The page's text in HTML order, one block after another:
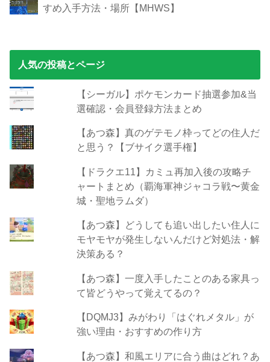
すめ入手方法・場所【MHWS】
人気の投稿とページ
【シーガル】ポケモンカード抽選参加&当
選確認・会員登録方法まとめ
【あつ森】真のゲテモノ枠ってどの住人だ
と思う？【ブサイク選手権】
【ドラクエ11】カミュ再加入後の攻略チ
ャートまとめ（覇海軍神ジャコラ戦〜黄金
城・聖地ラムダ）
【あつ森】どうしても追い出したい住人に
モヤモヤが発生しないんだけど対処法・解
決策ある？
【あつ森】一度入手したことのある家具っ
て皆どうやって覚えてるの？
【DQMJ3】みがわり「はぐれメタル」が
強い理由・おすすめの作り方
【あつ森】和風エリアに合う曲はどれ？あ